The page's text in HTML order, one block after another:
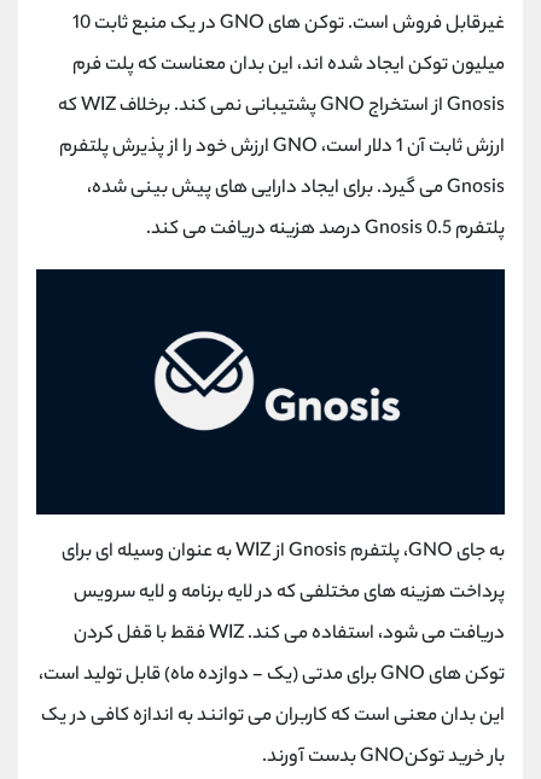
غیرقابل فروش است. توکن های GNO در یک منبع ثابت 10
میلیون توکن ایجاد شده اند، این بدان معناست که پلت فرم
Gnosis از استخراج GNO پشتیبانی نمی کند. برخلاف WIZ که
ارزش ثابت آن 1 دلار است، GNO ارزش خود را از پذیرش پلتفرم
Gnosis می گیرد. برای ایجاد دارایی های پیش بینی شده،
پلتفرم Gnosis 0.5 درصد هزینه دریافت می کند.
به جای GNO، پلتفرم Gnosis از WIZ به عنوان وسیله ای برای
پرداخت هزینه های مختلفی که در لایه برنامه و لایه سرویس
دریافت می شود، استفاده می کند. WIZ فقط با قفل کردن
توکن های GNO برای مدتی (یک - دوازده ماه) قابل تولید است،
این بدان معنی است که کاربران می توانند به اندازه کافی در یک
بار خرید توکنGNO بدست آورند.